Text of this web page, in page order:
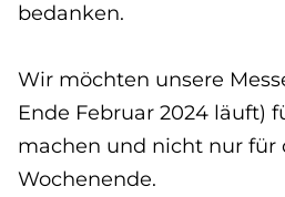
bedanken.
Wir möchten unsere
Ende Februar 2024 läuft)
machen und nicht nur für
Wochenende.